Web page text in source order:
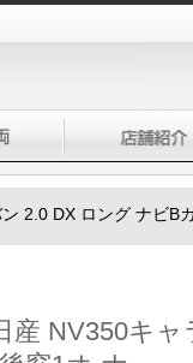
2.0 DX ロング ナビB
産 NV350キ